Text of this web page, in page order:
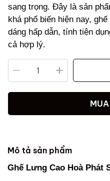
sang trọng. Đây là sản
khá phổ biến hiện nay,
dáng hấp dẫn, tính tiện
cả hợp lý.
Mô tả sản phẩm
Ghế Lưng Cao Hoà Phát